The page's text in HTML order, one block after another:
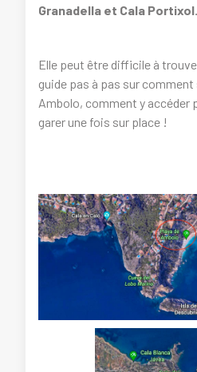
Granadella et Cala Portixol.
Elle peut être difficile à
guide pas à pas sur comment
Ambolo, comment y accéder
garer une fois sur place !